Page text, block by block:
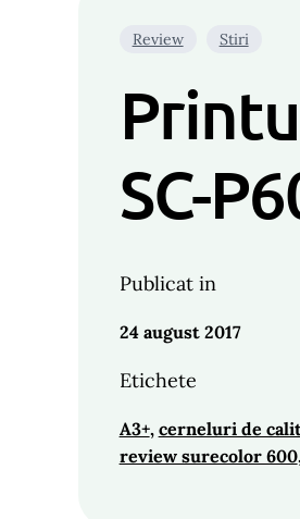
Review Stiri
SC-
Publicat in
24 august 2017
Etichete
A3+, cerneluri de
review surecolor 600